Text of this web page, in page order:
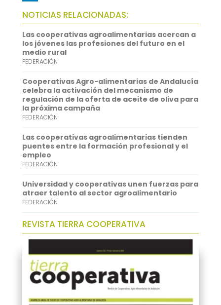
b
o
o
k
t
t
e
r
a
i
l
h
a
t
s
A
p
p
L
i
n
k
e
d
I
n
NOTICIAS RELACIONADAS:
Las cooperativas agroalimentarias acercan a
los jóvenes las profesiones del futuro en el
medio rural
FEDERACIÓN
Cooperativas Agro-alimentarias de Andalucía
celebra la activación del mecanismo de
regulación de la oferta de aceite de oliva para
la próxima campaña
FEDERACIÓN
Las cooperativas agroalimentarias tienden
puentes entre la formación profesional y el
empleo
FEDERACIÓN
Universidad y cooperativas unen fuerzas para
atraer talento al sector agroalimentario
FEDERACIÓN
REVISTA TIERRA COOPERATIVA